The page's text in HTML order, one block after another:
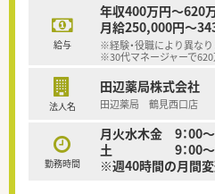
給与
年収400万円～620
月給250,000円～
※経験・役職により異なり
※30代マネージャーで620
法人名
田辺薬局株式会社
田辺薬局 鶴見西口店
勤務時間
月火水木金 9：00～
土 9：00～18
※週40時間の月間変